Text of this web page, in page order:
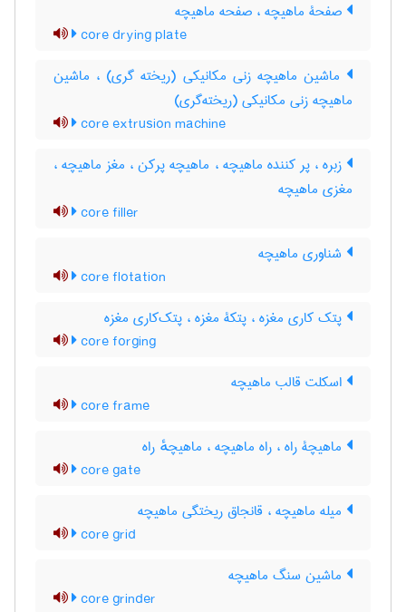
صفحۀ ماهیچه ، صفحه ماهیچه
core drying plate
ماشین ماهیچه زنی مکانیکی (ریخته گری) ، ماشین
ماهیچه زنی مکانیکی (ریخته‌گری)
core extrusion machine
زبره ، پر کننده ماهیچه ، ماهیچه پرکن ، مغز ماهیچه ،
مغزی ماهیچه
core filler
شناوری ماهیچه
core flotation
پتک کاری مغزه ، پتکۀ مغزه ، پتک‌کاری مغزه
core forging
اسکلت قالب ماهیچه
core frame
ماهیچۀ راه ، راه ماهیچه ، ماهیچهٔ راه
core gate
میله ماهیچه ، قانجاق ریختگی ماهیچه
core grid
ماشین سنگ ماهیچه
core grinder